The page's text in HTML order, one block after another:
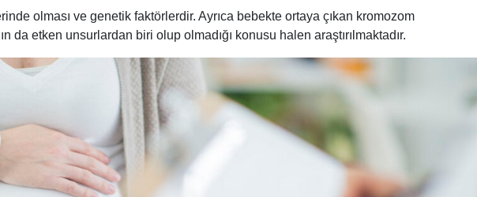
olması ve genetik faktörlerdir. Ayrıca bebekte ortaya çıkan kromozom
da etken unsurlardan biri olup olmadığı konusu halen araştırılmaktadır.